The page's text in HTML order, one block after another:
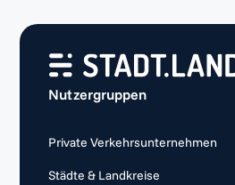
Nutzergruppen
Private Verkehrsunternehmen
Städte & Landkreise